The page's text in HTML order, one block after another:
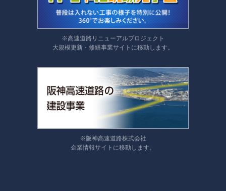
※高速道路リニューアルプロジェクト
大規模更新・修繕事業サイトに移動します。
※阪神高速道路株式会社
企業情報サイトに移動します。